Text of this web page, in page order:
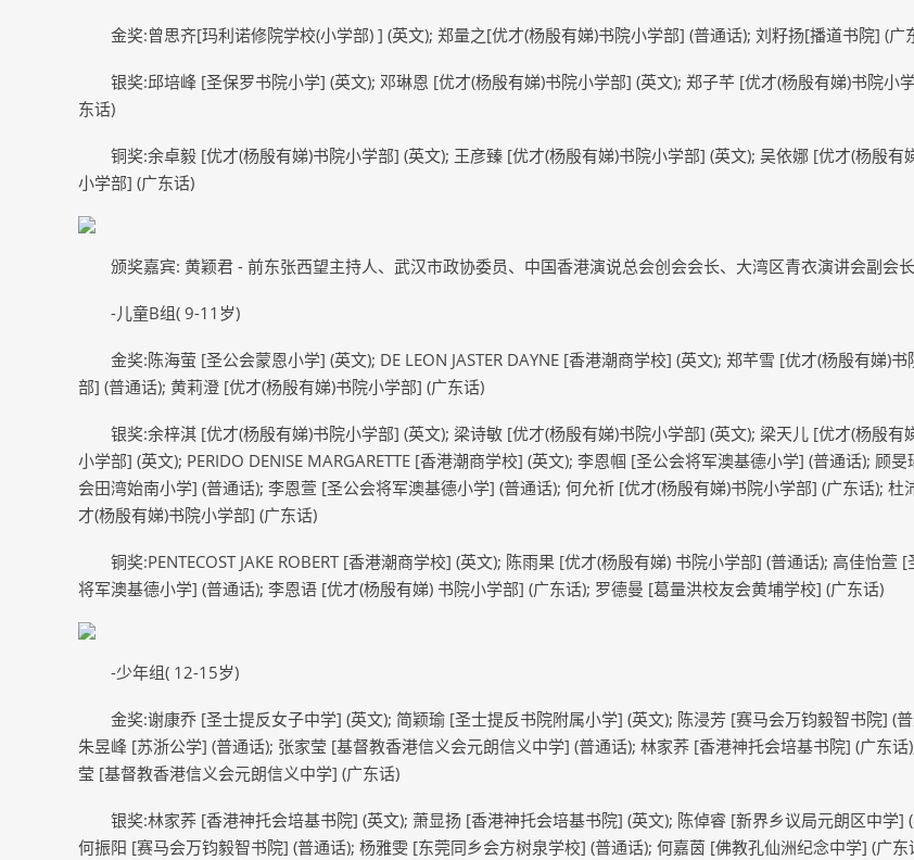
金奖:曾思齐[玛利诺修院学校(小学部) ] (英文); 郑量之[优才(杨殷有娣)书院小学部] (普通话); 刘籽扬[播道书院] (广
银奖:邱培峰 [圣保罗书院小学] (英文); 邓琳恩 [优才(杨殷有娣)书院小学部] (英文); 郑子芊 [优才(杨殷有娣)书院小
东话)
铜奖:余卓毅 [优才(杨殷有娣)书院小学部] (英文); 王彦臻 [优才(杨殷有娣)书院小学部] (英文); 吴依娜 [优才(杨殷有
小学部] (广东话)
颁奖嘉宾: 黄颖君 - 前东张西望主持人、武汉市政协委员、中国香港演说总会创会会长、大湾区青衣演讲会副会长
-儿童B组( 9-11岁)
金奖:陈海萤 [圣公会蒙恩小学] (英文); DE LEON JASTER DAYNE [香港潮商学校] (英文); 郑芊雪 [优才(杨殷有娣)书
部] (普通话); 黄莉澄 [优才(杨殷有娣)书院小学部] (广东话)
银奖:余梓淇 [优才(杨殷有娣)书院小学部] (英文); 梁诗敏 [优才(杨殷有娣)书院小学部] (英文); 梁天儿 [优才(杨殷有
小学部] (英文); PERIDO DENISE MARGARETTE [香港潮商学校] (英文); 李恩帼 [圣公会将军澳基德小学] (普通话); 顾
会田湾始南小学] (普通话); 李恩萱 [圣公会将军澳基德小学] (普通话); 何允祈 [优才(杨殷有娣)书院小学部] (广东话); 杜
才(杨殷有娣)书院小学部] (广东话)
铜奖:PENTECOST JAKE ROBERT [香港潮商学校] (英文); 陈雨果 [优才(杨殷有娣) 书院小学部] (普通话); 高佳怡萱 [
将军澳基德小学] (普通话); 李恩语 [优才(杨殷有娣) 书院小学部] (广东话); 罗德曼 [葛量洪校友会黄埔学校] (广东话)
-少年组( 12-15岁)
金奖:谢康乔 [圣士提反女子中学] (英文); 简颖瑜 [圣士提反书院附属小学] (英文); 陈浸芳 [赛马会万钧毅智书院] (
朱昱峰 [苏浙公学] (普通话); 张家莹 [基督教香港信义会元朗信义中学] (普通话); 林家荞 [香港神托会培基书院] (广东话
莹 [基督教香港信义会元朗信义中学] (广东话)
银奖:林家荞 [香港神托会培基书院] (英文); 萧显扬 [香港神托会培基书院] (英文); 陈倬睿 [新界乡议局元朗区中学]
何振阳 [赛马会万钧毅智书院] (普通话); 杨雅雯 [东莞同乡会方树泉学校] (普通话); 何嘉茵 [佛教孔仙洲纪念中学] (广东